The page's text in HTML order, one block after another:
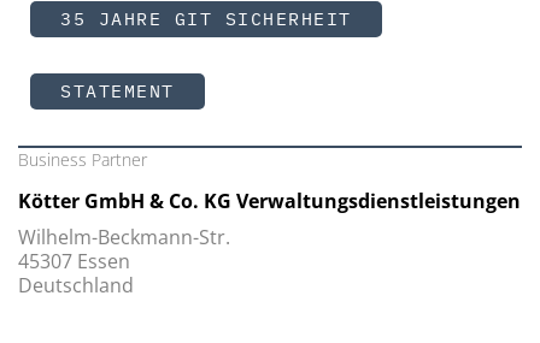
35 JAHRE GIT SICHERHEIT
STATEMENT
Business Partner
Kötter GmbH & Co. KG Verwaltungsdienstleistungen
Wilhelm-Beckmann-Str.
45307 Essen
Deutschland